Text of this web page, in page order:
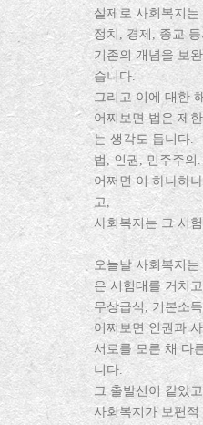
실제로 사회복지
정치, 경제, 종교
기존의 개념을 보
습니다.
그리고 이에 대한
어찌보면 법은 제
는 생각도 듭니다.
법, 인권, 민주주
어쩌면 이 하나하
고,
사회복지는 그 시
오늘날 사회복지
은 시험대를 거치
무상급식, 기본소
어찌보면 인권과
서로를 모른 채 다
니다.
그 출발선이 같았
사회복지가 보편